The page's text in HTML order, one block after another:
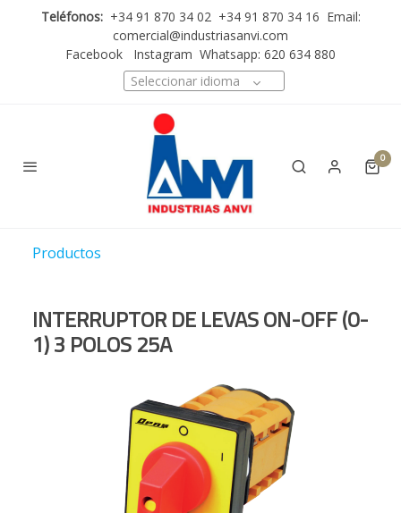
Teléfonos: +34 91 870 34 02 +34 91 870 34 16 Email:
comercial@industriasanvi.com
Facebook
Instagram Whatsapp: 620 634 880
Seleccionar idioma
0
Productos
INTERRUPTOR DE LEVAS ON-OFF (0-
1) 3 POLOS 25A